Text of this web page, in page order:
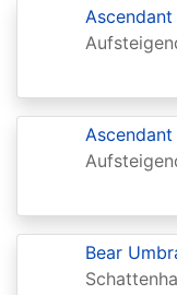
Promos
Champions
Kamigawa
Champs
States
PromosBear